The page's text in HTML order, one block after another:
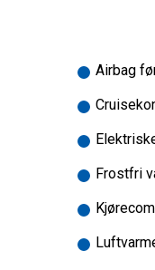
til eksklusive
deler og service når
representerer
Airbag
Frostfri